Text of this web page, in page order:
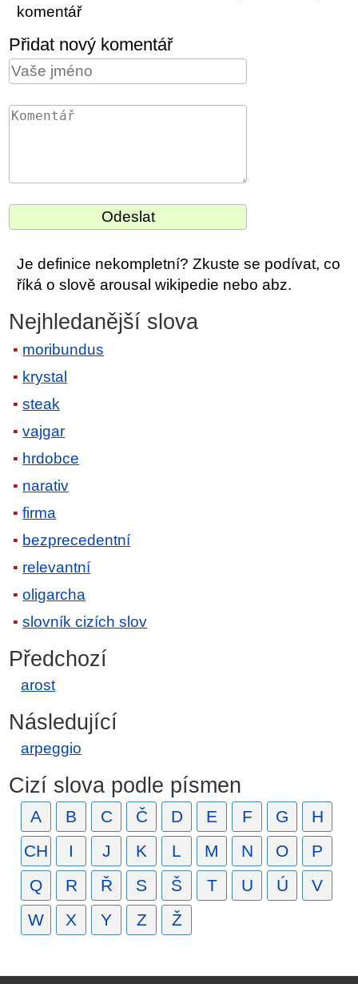
komentář
Přidat nový komentář
Je definice nekompletní? Zkuste se podívat, co
říká o slově arousal wikipedie nebo abz.
Nejhledanější slova
moribundus
krystal
steak
vajgar
hrdobce
narativ
firma
bezprecedentní
relevantní
oligarcha
slovník cizích slov
Předchozí
arost
Následující
arpeggio
Cizí slova podle písmen
A B C Č D E F G
H
CH
I J K L M N O
P
Q
R Ř S Š T U Ú
V
W
X Y Z Ž